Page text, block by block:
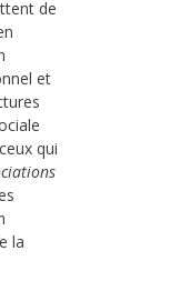
de
et
qui
la